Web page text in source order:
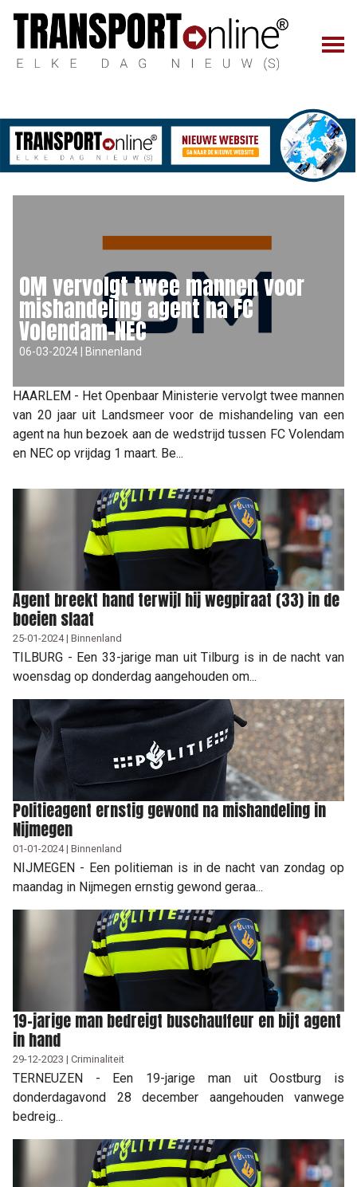
OM vervolgt twee mannen voor
mishandeling agent na FC
Volendam-NEC
06-03-2024 | Binnenland
HAARLEM - Het Openbaar Ministerie vervolgt twee mannen
van 20 jaar uit Landsmeer voor de mishandeling van een
agent na hun bezoek aan de wedstrijd tussen FC Volendam
en NEC op vrijdag 1 maart. Be...
Agent breekt hand terwijl hij wegpiraat (33) in de
boeien slaat
25-01-2024 | Binnenland
TILBURG - Een 33-jarige man uit Tilburg is in de nacht van
woensdag op donderdag aangehouden om...
Politieagent ernstig gewond na mishandeling in
Nijmegen
01-01-2024 | Binnenland
NIJMEGEN - Een politieman is in de nacht van zondag op
maandag in Nijmegen ernstig gewond geraa...
19-jarige man bedreigt buschauffeur en bijt agent
in hand
29-12-2023 | Criminaliteit
TERNEUZEN - Een 19-jarige man uit Oostburg is
donderdagavond 28 december aangehouden vanwege
bedreig...